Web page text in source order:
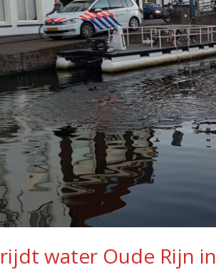
water Oude Rijn in